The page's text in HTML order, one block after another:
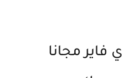
فاير مجانا